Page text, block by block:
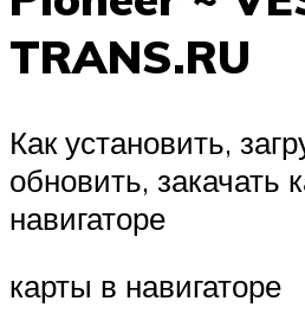
TRANS.RU
Как установить,
обновить, закачать
навигаторе
карты в навигаторе